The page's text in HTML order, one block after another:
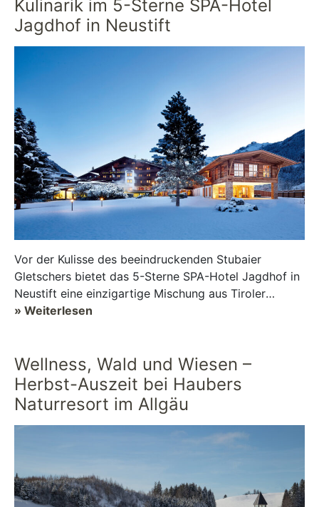
Kulinarik im 5-Sterne SPA-Hotel
Jagdhof in Neustift
Vor der Kulisse des beeindruckenden Stubaier
Gletschers bietet das 5-Sterne SPA-Hotel Jagdhof in
Neustift eine einzigartige Mischung aus Tiroler
Gemütlichkeit, erlebnisreichen Aktiv-...
» Weiterlesen
Wellness, Wald und Wiesen –
Herbst-Auszeit bei Haubers
Naturresort im Allgäu